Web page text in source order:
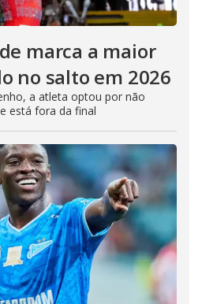
marca a maior
no salto em 2026
a atleta optou por não
está fora da final